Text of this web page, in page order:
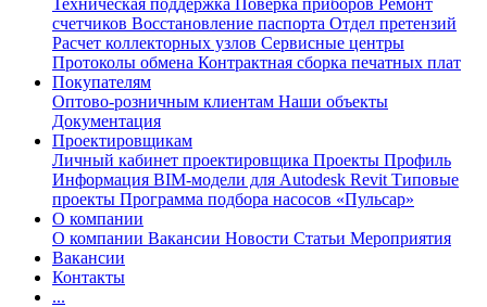
Техническая поддержка Поверка приборов Ремонт
счетчиков Восстановление паспорта Отдел претензий
Расчет коллекторных узлов Сервисные центры
Протоколы обмена Контрактная сборка печатных плат
Покупателям
Оптово-розничным клиентам Наши объекты
Документация
Проектировщикам
Личный кабинет проектировщика Проекты Профиль
Информация BIM-модели для Autodesk Revit Типовые
проекты Программа подбора насосов «Пульсар»
О компании
О компании Вакансии Новости Статьи Мероприятия
Вакансии
Контакты
...